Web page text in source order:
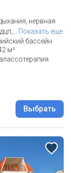
нервная
… Показать еще
бассейн
м²
Выбрать